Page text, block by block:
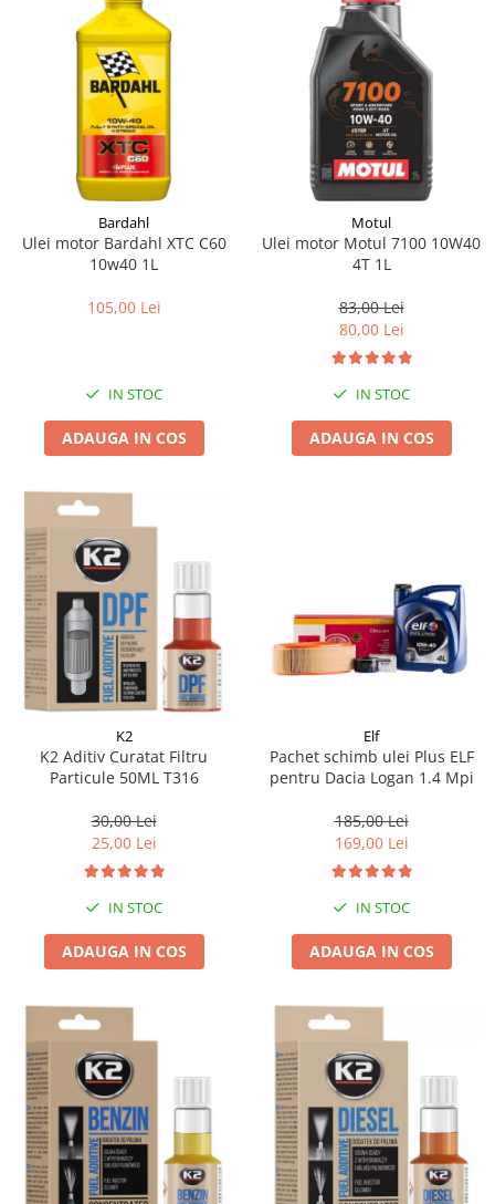
Bardahl
Ulei motor Bardahl XTC C60
10w40 1L
105,00 Lei
IN STOC
ADAUGA IN COS
Motul
Ulei motor Motul 7100 10W40
4T 1L
83,00 Lei
80,00 Lei
IN STOC
ADAUGA IN COS
K2
K2 Aditiv Curatat Filtru
Particule 50ML T316
30,00 Lei
25,00 Lei
IN STOC
ADAUGA IN COS
Elf
Pachet schimb ulei Plus ELF
pentru Dacia Logan 1.4 Mpi
185,00 Lei
169,00 Lei
IN STOC
ADAUGA IN COS